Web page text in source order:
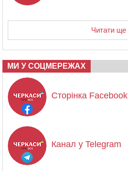
Читати ще
МИ У СОЦМЕРЕЖАХ
Сторінка Facebook
Канал у Telegram